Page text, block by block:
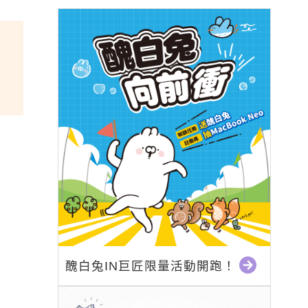
醜白兔IN巨匠限量活動開跑！